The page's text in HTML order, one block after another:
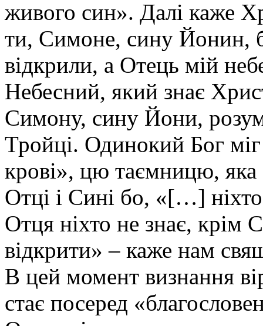
живого син». Далі каже
ти, Симоне, сину Йонин,
відкрили, а Отець мій
Небесний, який знає
Симону, сину Йони,
Тройці. Одинокий Бог міг
крові», цю таємницю, яка
Отці і Сині бо, «[…]
Отця ніхто не знає, крім
відкрити» – каже нам
В цей момент визнання
стає посеред